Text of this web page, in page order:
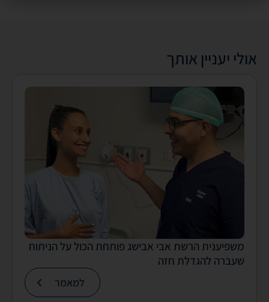
אולי יעניין אותך
משפיענית הרשת אבי אבישג פותחת הכול על הניתוח
שעברה להגדלת חזה
למאמר